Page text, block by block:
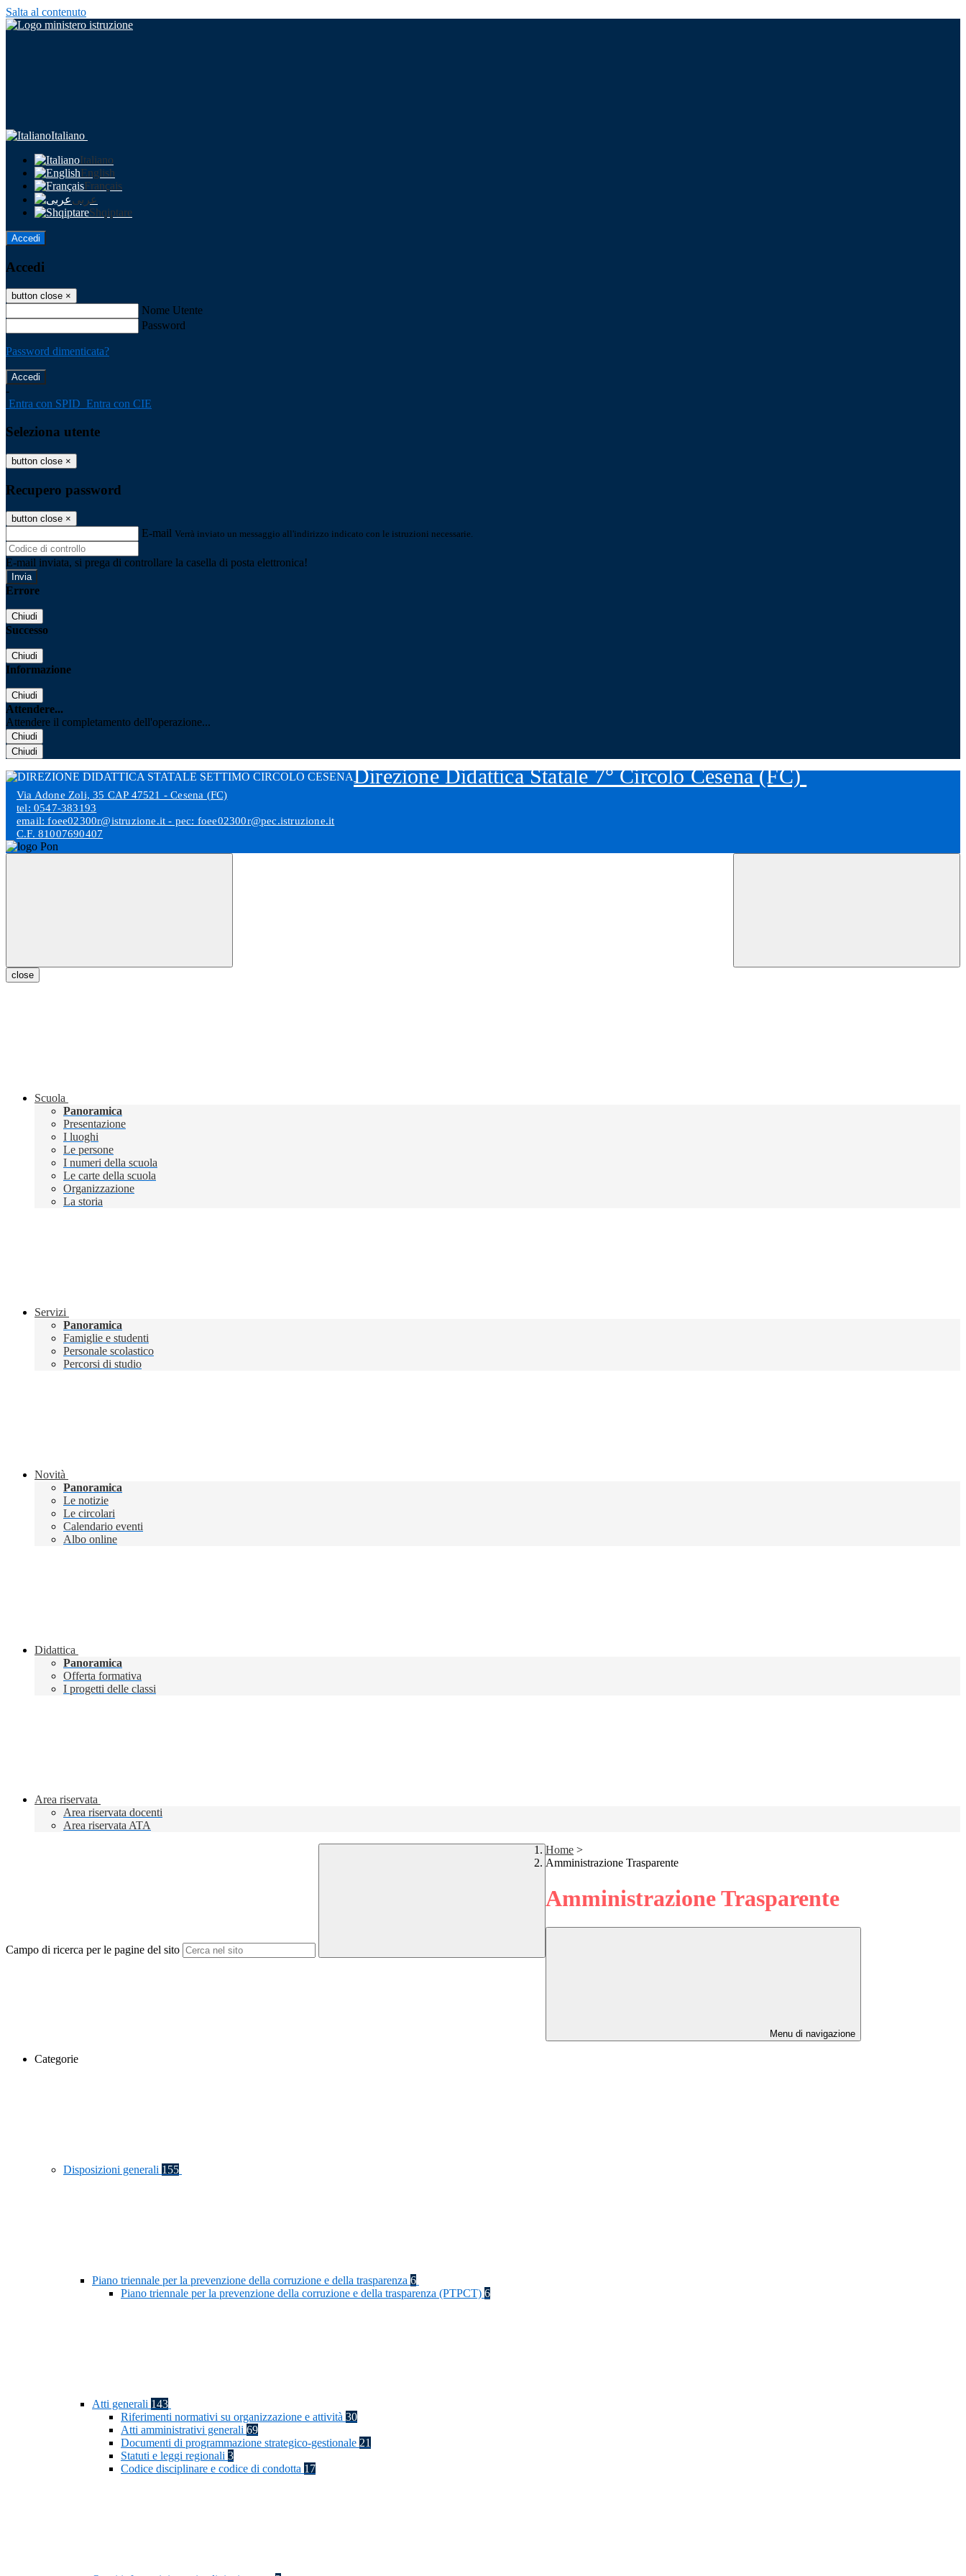
Salta al contenuto
Italiano
Italiano
English
Français
عربى
Shqiptare
Accedi
Accedi
button close ×
Nome Utente
Password
Password dimenticata?
-
Entra con SPID Entra con CIE
Seleziona utente
button close ×
Recupero password
button close ×
E-mail Verrà inviato un messaggio all'indirizzo indicato con le istruzioni necessarie.
E-mail inviata, si prega di controllare la casella di posta elettronica!
Errore
Chiudi
Successo
Chiudi
Informazione
Chiudi
Attendere...
Attendere il completamento dell'operazione...
Chiudi
Chiudi
Direzione Didattica Statale 7° Circolo Cesena (FC)
Via Adone Zoli, 35 CAP 47521 - Cesena (FC)
tel: 0547-383193
email: foee02300r@istruzione.it - pec: foee02300r@pec.istruzione.it
C.F. 81007690407
close
Scuola
Panoramica
Presentazione
I luoghi
Le persone
I numeri della scuola
Le carte della scuola
Organizzazione
La storia
Servizi
Panoramica
Famiglie e studenti
Personale scolastico
Percorsi di studio
Novità
Panoramica
Le notizie
Le circolari
Calendario eventi
Albo online
Didattica
Panoramica
Offerta formativa
I progetti delle classi
Area riservata
Area riservata docenti
Area riservata ATA
Campo di ricerca per le pagine del sito
Home >
Amministrazione Trasparente
Amministrazione Trasparente
Menu di navigazione
Categorie
Disposizioni generali 155
Piano triennale per la prevenzione della corruzione e della trasparenza 6
Piano triennale per la prevenzione della corruzione e della trasparenza (PTPCT) 6
Atti generali 143
Riferimenti normativi su organizzazione e attività 30
Atti amministrativi generali 69
Documenti di programmazione strategico-gestionale 21
Statuti e leggi regionali 3
Codice disciplinare e codice di condotta 17